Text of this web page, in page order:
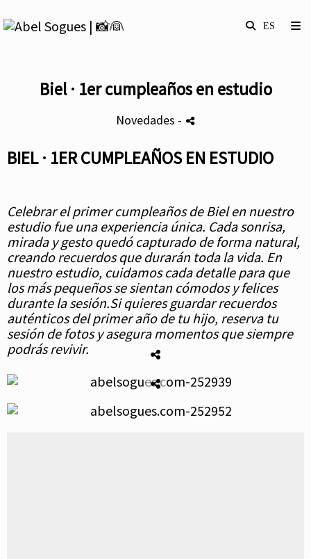
Biel · 1er cumpleaños en estudio
Novedades -
BIEL · 1ER CUMPLEAÑOS EN ESTUDIO
Celebrar el primer cumpleaños de Biel en nuestro
estudio fue una experiencia única. Cada sonrisa,
mirada y gesto quedó capturado de forma natural,
creando recuerdos que durarán toda la vida. En
nuestro estudio, cuidamos cada detalle para que
los más pequeños se sientan cómodos y felices
durante la sesión.Si quieres guardar recuerdos
auténticos del primer año de tu hijo, reserva tu
sesión de fotos y asegura momentos que siempre
podrás revivir.